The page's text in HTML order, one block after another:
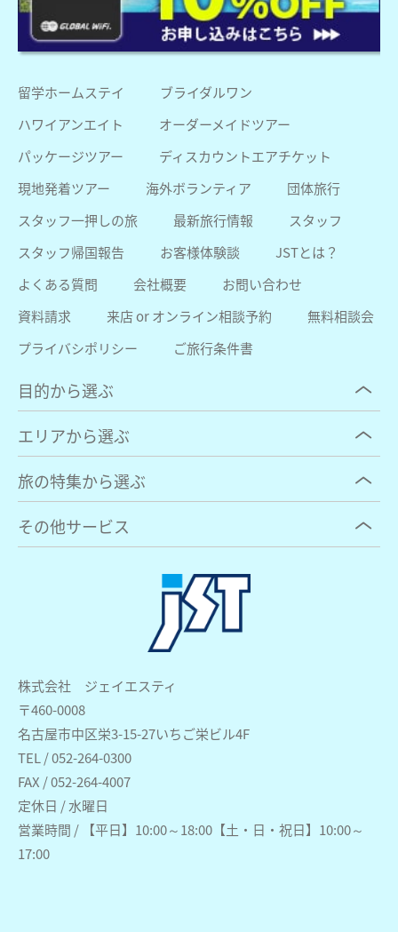
株式会社 ジェイエスティ
〒460-0008
名古屋市中区栄3-15-27いちご栄ビル4F
TEL / 052-264-0300
FAX / 052-264-4007
定休日 / 水曜日
営業時間 / 【平日】10:00～18:00【土・日・祝日】10:00～
17:00
留学ホームステイ
ブライダルワン
ハワイアンエイト
オーダーメイドツアー
パッケージツアー
ディスカウントエアチケット
現地発着ツアー
海外ボランティア
団体旅行
スタッフ一押しの旅
最新旅行情報
スタッフ
スタッフ帰国報告
お客様体験談
JSTとは？
よくある質問
会社概要
お問い合わせ
資料請求
来店 or オンライン相談予約
無料相談会
プライバシポリシー
ご旅行条件書
目的から選ぶ
エリアから選ぶ
旅の特集から選ぶ
その他サービス